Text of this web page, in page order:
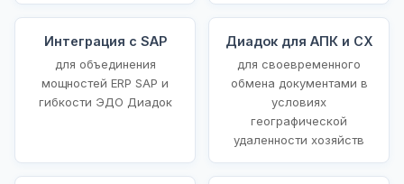
Интеграция с SAP
для объединения
мощностей ERP SAP и
гибкости ЭДО Диадок
Диадок для АПК и СХ
для своевременного
обмена документами в
условиях
географической
удаленности хозяйств